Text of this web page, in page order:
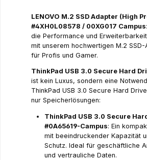
LENOVO M.2 SSD Adapter (High
#4XH0L08578 / 00XG017 Campus
die Performance und
mit unserem hochwertigen M.2
für Profis und Gamer.
ThinkPad USB 3.0 Secure Hard
ist kein Luxus, sondern eine
ThinkPad USB 3.0 Secure Hard
nur Speicherlösungen:
ThinkPad USB 3.0 Secure
#0A65619-Campus: Ein
mit beeindruckender Kapazität
Schutz. Ideal für geschäftliche
und vertrauliche Daten.